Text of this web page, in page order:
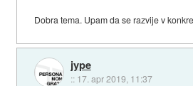
Dobra tema. Upam da se razvije v
jype
:: 17. apr 2019, 11:37